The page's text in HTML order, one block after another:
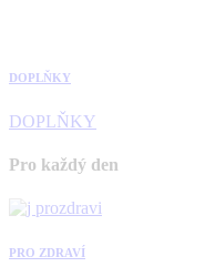
DOPLŇKY
DOPLŇKY
Pro každý den
PRO ZDRAVÍ